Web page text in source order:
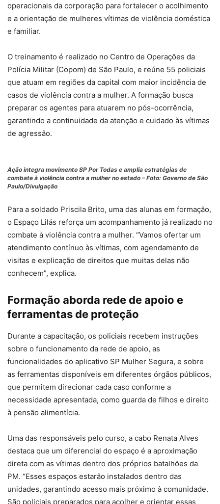
operacionais da corporação para fortalecer o acolhimento
e a orientação de mulheres vítimas de violência doméstica
e familiar.
O treinamento é realizado no Centro de Operações da
Polícia Militar (Copom) de São Paulo, e reúne 55 policiais
que atuam em regiões da capital com maior incidência de
casos de violência contra a mulher. A formação busca
preparar os agentes para atuarem no pós-ocorrência,
garantindo a continuidade da atenção e cuidado às vítimas
de agressão.
Ação integra movimento SP Por Todas e amplia estratégias de
combate à violência contra a mulher no estado – Foto: Governo de São
Paulo/Divulgação
Para a soldado Priscila Brito, uma das alunas em formação,
o Espaço Lilás reforça um acompanhamento já realizado no
combate à violência contra a mulher. “Vamos ofertar um
atendimento contínuo às vítimas, com agendamento de
visitas e explicação de direitos que muitas delas não
conhecem”, explica.
Formação aborda rede de apoio e
ferramentas de proteção
Durante a capacitação, os policiais recebem instruções
sobre o funcionamento da rede de apoio, as
funcionalidades do aplicativo SP Mulher Segura, e sobre
as ferramentas disponíveis em diferentes órgãos públicos,
que permitem direcionar cada caso conforme a
necessidade apresentada, como guarda de filhos e direito
à pensão alimentícia.
Uma das responsáveis pelo curso, a cabo Renata Alves
destaca que um diferencial do espaço é a aproximação
direta com as vítimas dentro dos próprios batalhões da
PM. “Esses espaços estarão instalados dentro das
unidades, garantindo acesso mais próximo à comunidade.
São policiais preparados para acolher e orientar essas